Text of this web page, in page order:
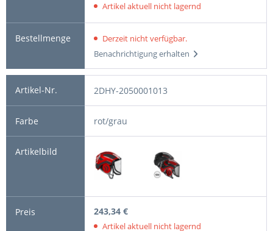
Artikel aktuell nicht lagernd
Derzeit nicht verfügbar.
Benachrichtigung erhalten
2DHY-2050001013
rot/grau
243,34 €
Artikel aktuell nicht lagernd